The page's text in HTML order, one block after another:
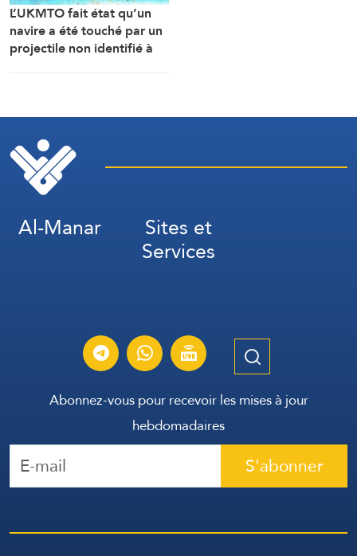
L’UKMTO fait état qu’un
navire a été touché par un
projectile non identifié à
L’incendie y a été maîtrisé.
Al-Manar Sites et
Services
Abonnez-vous pour recevoir les mises à jour
hebdomadaires
S'abonner